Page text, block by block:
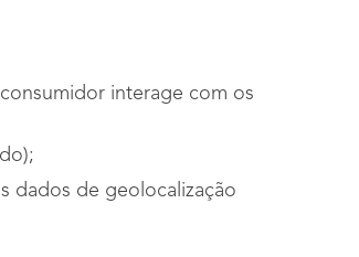
interage com os
dados de geolocalização